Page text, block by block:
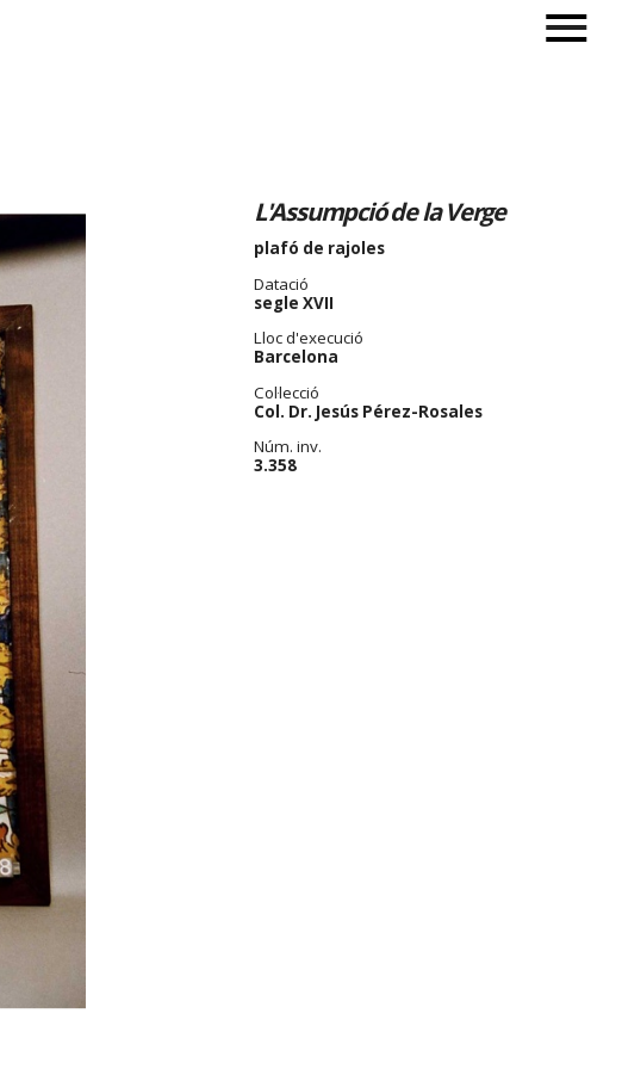
L'Assumpció de la Verge
plafó de rajoles
Datació
segle XVII
Lloc d'execució
Barcelona
Col·lecció
Col. Dr. Jesús Pérez-Rosales
Núm. inv.
3.358